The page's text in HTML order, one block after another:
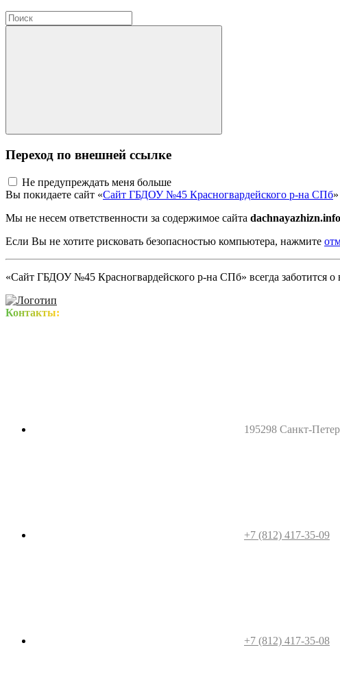
Переход по внешней ссылке
Не предупреждать меня больше
Вы покидаете сайт «Сайт ГБДОУ №45 Красногвардейского р-на СПб
Мы не несем ответственности за содержимое сайта dachnayazhizn.info
Если Вы не хотите рисковать безопасностью компьютера, нажмите
«Сайт ГБДОУ №45 Красногвардейского р-на СПб» всегда заботится о
Контакты:
195298 Санкт-
+7 (812) 417-35-09
+7 (812) 417-35-08